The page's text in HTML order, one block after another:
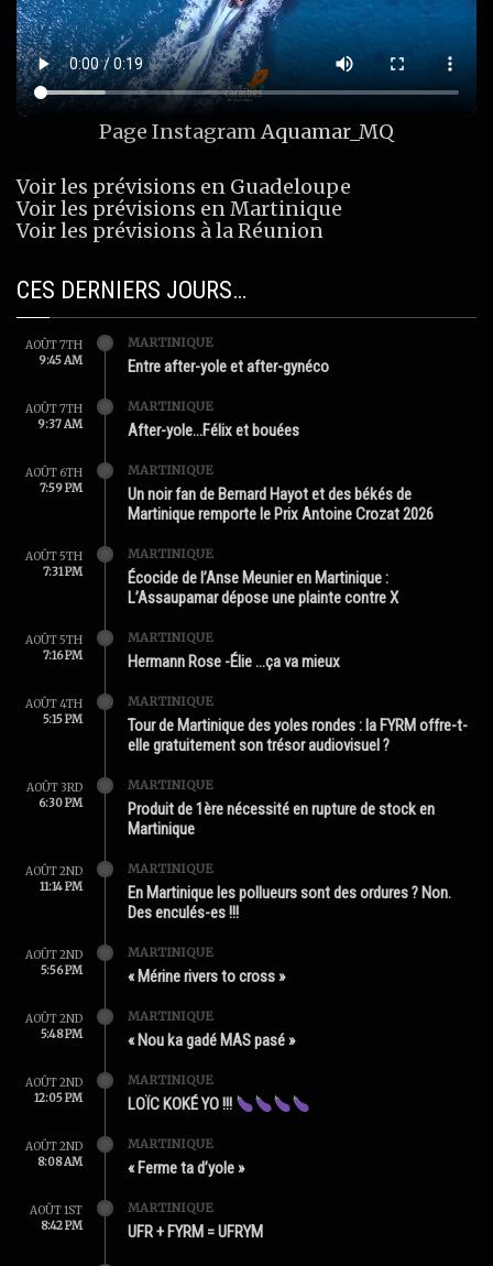
Page InstagramAquamar_MQ
Voir les prévisions en Guadeloupe
Voir les prévisions en Martinique
Voir les prévisions à la Réunion
CES DERNIERS JOURS…
AOÛT 7TH
9:45 AM
MARTINIQUE
Entre after-yole et after-gynéco
AOÛT 7TH
9:37 AM
MARTINIQUE
After-yole…Félix et bouées
AOÛT 6TH
7:59 PM
MARTINIQUE
Un noir fan de Bernard Hayot et des békés de
Martinique remporte le Prix Antoine Crozat 2026
AOÛT 5TH
7:31 PM
MARTINIQUE
Écocide de l’Anse Meunier en Martinique :
L’Assaupamar dépose une plainte contre X
AOÛT 5TH
7:16 PM
MARTINIQUE
Hermann Rose -Élie …ça va mieux
AOÛT 4TH
5:15 PM
MARTINIQUE
Tour de Martinique des yoles rondes : la FYRM offre-t-
elle gratuitement son trésor audiovisuel ?
AOÛT 3RD
6:30 PM
MARTINIQUE
Produit de 1ère nécessité en rupture de stock en
Martinique
AOÛT 2ND
11:14 PM
MARTINIQUE
En Martinique les pollueurs sont des ordures ? Non.
Des enculés-es !!!
AOÛT 2ND
5:56 PM
MARTINIQUE
« Mérine rivers to cross »
AOÛT 2ND
5:48 PM
MARTINIQUE
« Nou ka gadé MAS pasé »
AOÛT 2ND
12:05 PM
MARTINIQUE
LOÏC KOKÉ YO !!!
AOÛT 2ND
8:08 AM
MARTINIQUE
« Ferme ta d’yole »
AOÛT 1ST
8:42 PM
MARTINIQUE
UFR + FYRM = UFRYM